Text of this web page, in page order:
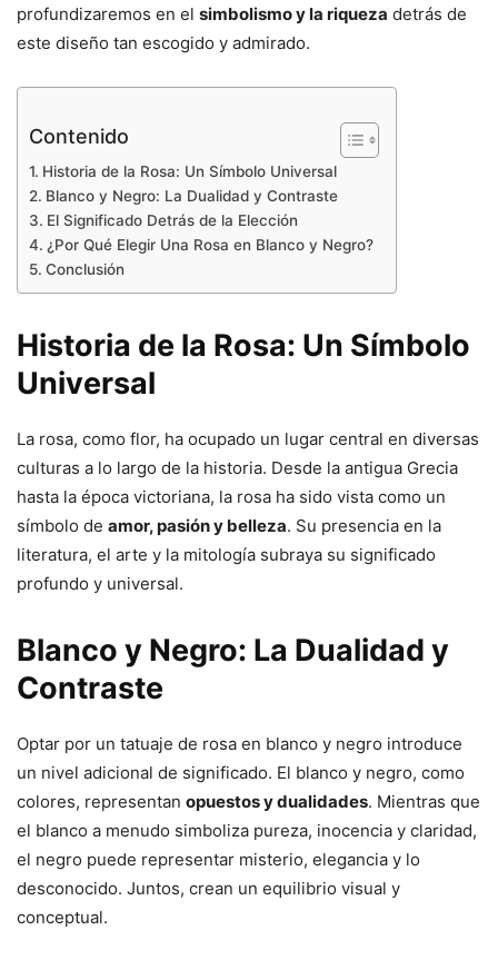
profundizaremos en el simbolismo y la riqueza detrás de
este diseño tan escogido y admirado.
Contenido
Historia de la Rosa: Un Símbolo Universal
Blanco y Negro: La Dualidad y Contraste
El Significado Detrás de la Elección
¿Por Qué Elegir Una Rosa en Blanco y Negro?
Conclusión
Historia de la Rosa: Un Símbolo
Universal
La rosa, como flor, ha ocupado un lugar central en diversas
culturas a lo largo de la historia. Desde la antigua Grecia
hasta la época victoriana, la rosa ha sido vista como un
símbolo de amor, pasión y belleza. Su presencia en la
literatura, el arte y la mitología subraya su significado
profundo y universal.
Blanco y Negro: La Dualidad y
Contraste
Optar por un tatuaje de rosa en blanco y negro introduce
un nivel adicional de significado. El blanco y negro, como
colores, representan opuestos y dualidades. Mientras que
el blanco a menudo simboliza pureza, inocencia y claridad,
el negro puede representar misterio, elegancia y lo
desconocido. Juntos, crean un equilibrio visual y
conceptual.